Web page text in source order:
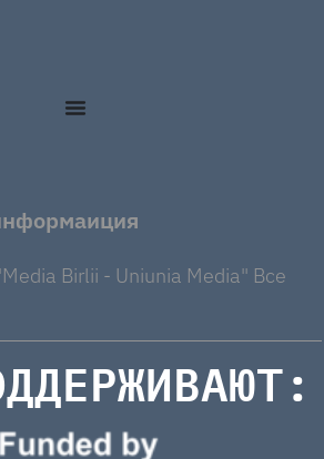
Birlii - Uniunia Media" Все